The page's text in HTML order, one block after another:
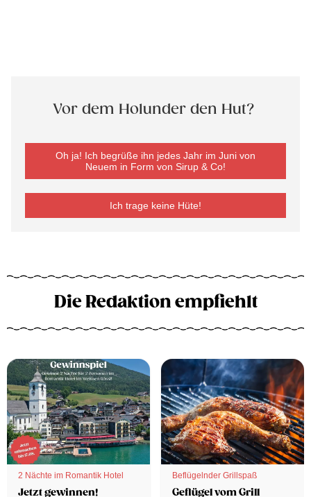
Vor dem Holunder den Hut?
Oh ja! Ich begrüße ihn jedes Jahr im Juni von
Neuem in Form von Sirup & Co!
Ich trage keine Hüte!
Die Redaktion empfiehlt
2 Nächte im Romantik Hotel
Jetzt gewinnen!
Beflügelnder Grillspaß
Geflügel vom Grill